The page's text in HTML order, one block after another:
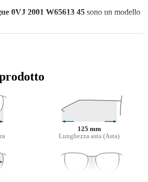
0VJ 2001 W65613 45 sono un modello
questi occhiali da sole? Prova la
di Lentiamo.
montatura si abbina perfettamente a un
montature Cat Eyesono la scelta ideale per
a forma di cuore o a forma di diamante.
occhiali da sole è realizzata in plastica di
che offre durevolezza e comfort.
leggermente la luce blu, filtrano
125 mm
Lunghezza asta (Asta)